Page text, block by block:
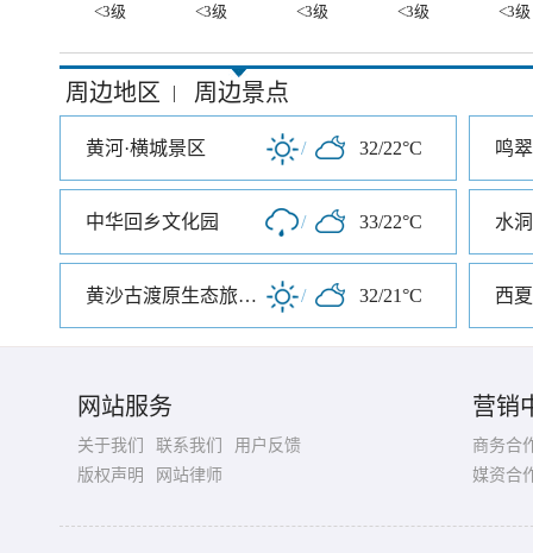
<3级
<3级 <3级 <3级 <3级
周边地区 | 周边景点
黄河·横城景区 / 32/22°C 鸣
中华回乡文化园 / 33/22°C 水
黄沙古渡原生态旅游区 / 32/21°C 西
网站服务
关于我们 联系我们
用户反馈
版权声明
网站律师
营销
商务合
媒资合